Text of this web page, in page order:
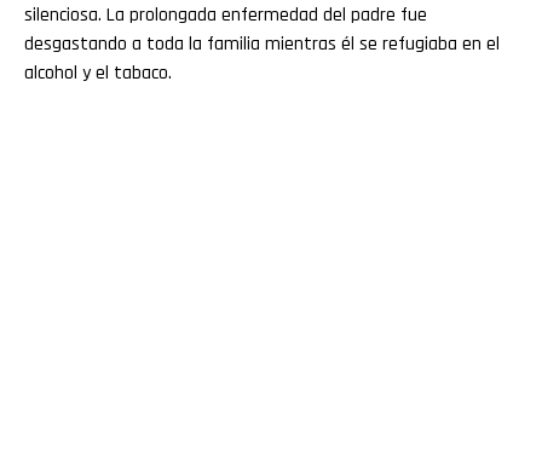
silenciosa. La prolongada enfermedad del padre fue
desgastando a toda la familia mientras él se refugiaba en el
alcohol y el tabaco.